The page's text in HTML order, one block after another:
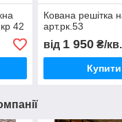
42
Кована решітка
арт.рк.53
від 1 950₴/
Купити